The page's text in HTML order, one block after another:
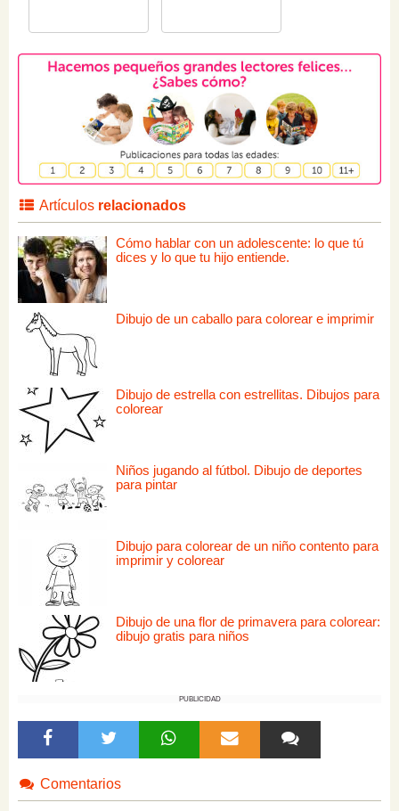
Artículos relacionados
Cómo hablar con un adolescente: lo que tú
dices y lo que tu hijo entiende.
Dibujo de un caballo para colorear e imprimir
Dibujo de estrella con estrellitas. Dibujos para
colorear
Niños jugando al fútbol. Dibujo de deportes
para pintar
Dibujo para colorear de un niño contento para
imprimir y colorear
Dibujo de una flor de primavera para colorear:
dibujo gratis para niños
PUBLICIDAD
Comentarios